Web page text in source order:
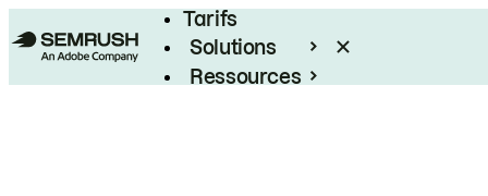
Tarifs
Solutions
Ressources